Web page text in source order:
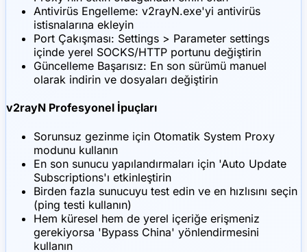
Antivirüs Engelleme: v2rayN.exe'yi antivirüs
istisnalarına ekleyin
Port Çakışması: Settings > Parameter settings
içinde yerel SOCKS/HTTP portunu değiştirin
Güncelleme Başarısız: En son sürümü manuel
olarak indirin ve dosyaları değiştirin
v2rayN Profesyonel İpuçları
Sorunsuz gezinme için Otomatik System Proxy
modunu kullanın
En son sunucu yapılandırmaları için 'Auto Update
Subscriptions'ı etkinleştirin
Birden fazla sunucuyu test edin ve en hızlısını seçin
(ping testi kullanın)
Hem küresel hem de yerel içeriğe erişmeniz
gerekiyorsa 'Bypass China' yönlendirmesini
kullanın